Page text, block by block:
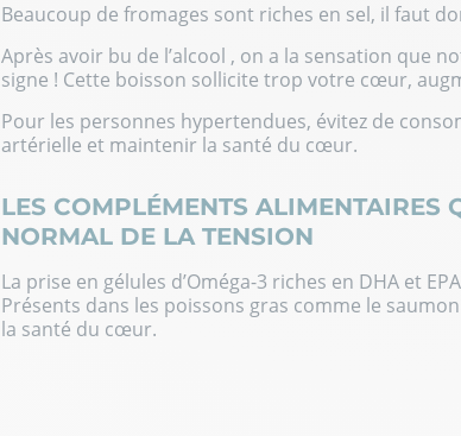
Beaucoup de fromages sont riches en sel, il faut
Après avoir bu de l’alcool , on a la sensation que
signe ! Cette boisson sollicite trop votre cœur,
Pour les personnes hypertendues, évitez de
artérielle et maintenir la santé du cœur.
LES COMPLÉMENTS ALIMENTAIRES
NORMAL DE LA TENSION
La prise en gélules d’Oméga-3 riches en DHA et
Présents dans les poissons gras comme le
la santé du cœur.